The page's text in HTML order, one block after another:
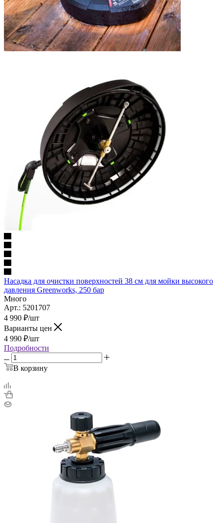
Насадка для очистки поверхностей 38 см для мойки высокого
давления Greenworks, 250 бар
Много
Арт.: 5201707
4 990 ₽/шт
Варианты цен
4 990 ₽/шт
Подробности
В корзину